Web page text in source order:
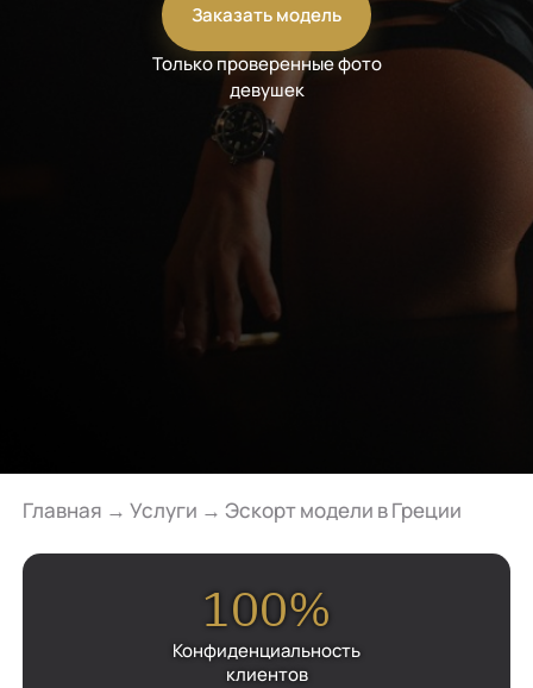
Заказать модель
Только проверенные фото
девушек
Главная → Услуги → Эскорт модели в Греции
100%
Конфиденциальность
клиентов